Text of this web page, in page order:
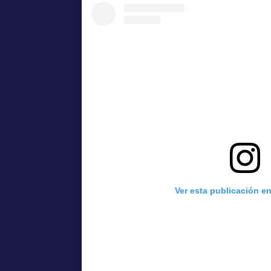
Ver esta publicación